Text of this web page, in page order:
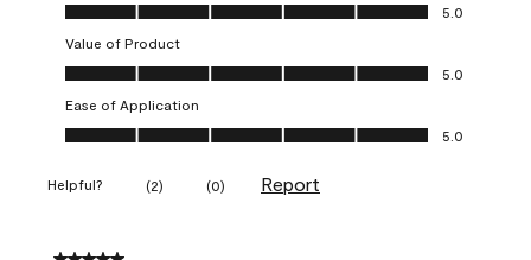
Quality of Product, 5.0 out of 5
5.0
Value of Product
Value of Product, 5.0 out of 5
5.0
Ease of Application
Ease of Application, 5.0 out of 5
5.0
Helpful? (2) (0) Report